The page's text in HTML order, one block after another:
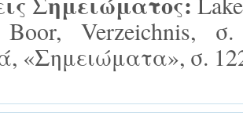
Verzeichnis,
«Σημειώματα», σ.